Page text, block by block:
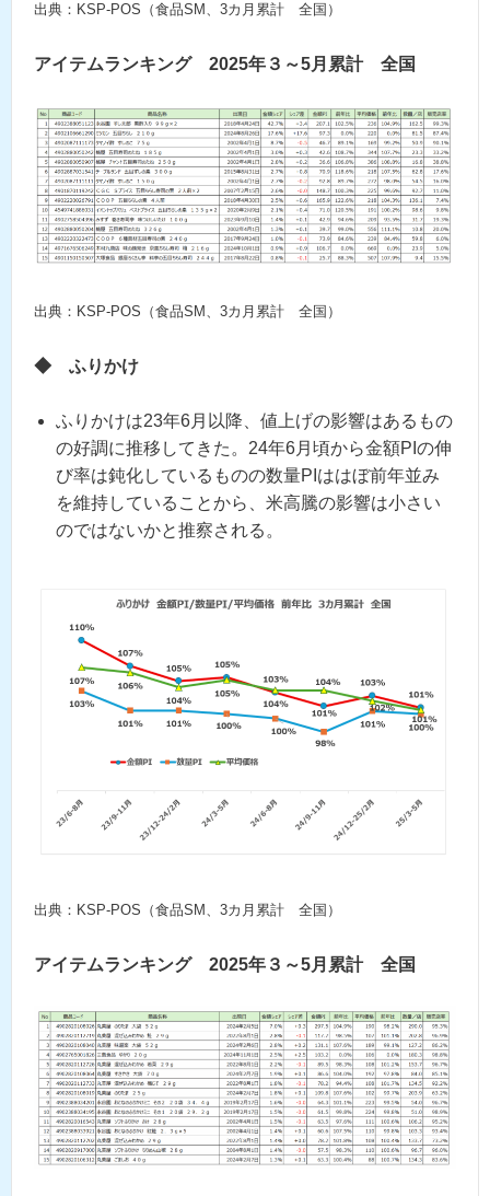
出典：KSP-POS（食品SM、3カ月累計 全国）
アイテムランキング 2025年３～5月累計 全国
出典：KSP-POS（食品SM、3カ月累計 全国）
◆ ふりかけ
ふりかけは23年6月以降、値上げの影響はあるもの
の好調に推移してきた。24年6月頃から金額PIの伸
び率は鈍化しているものの数量PIははぼ前年並み
を維持していることから、米高騰の影響は小さい
のではないかと推察される。
出典：KSP-POS（食品SM、3カ月累計 全国）
アイテムランキング 2025年３～5月累計 全国